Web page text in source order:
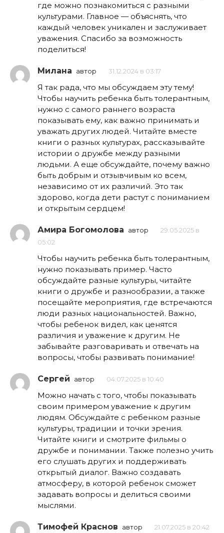
где можно познакомиться с разными
культурами. Главное — объяснять, что
каждый человек уникален и заслуживает
уважения. Спасибо за возможность
поделиться!
Милана автор 31.12.2024 в 03:17
Я так рада, что мы обсуждаем эту тему!
Чтобы научить ребенка быть толерантным,
нужно с самого раннего возраста
показывать ему, как важно принимать и
уважать других людей. Читайте вместе
книги о разных культурах, рассказывайте
истории о дружбе между разными
людьми. А еще обсуждайте, почему важно
быть добрым и отзывчивым ко всем,
независимо от их различий. Это так
здорово, когда дети растут с пониманием
и открытым сердцем!
Амира Богомолова автор
29.05.2025 в
05:02
Чтобы научить ребенка быть толерантным,
нужно показывать пример. Часто
обсуждайте разные культуры, читайте
книги о дружбе и разнообразии, а также
посещайте мероприятия, где встречаются
люди разных национальностей. Важно,
чтобы ребенок видел, как ценятся
различия и уважение к другим. Не
забывайте разговаривать и отвечать на
вопросы, чтобы развивать понимание!
Сергей автор 04.07.2025 в 10:40
Можно начать с того, чтобы показывать
своим примером уважение к другим
людям. Обсуждайте с ребенком разные
культуры, традиции и точки зрения.
Читайте книги и смотрите фильмы о
дружбе и понимании. Также полезно учить
его слушать других и поддерживать
открытый диалог. Важно создавать
атмосферу, в которой ребенок сможет
задавать вопросы и делиться своими
мыслями.
Тимофей Краснов автор 21.07.2025 в 20:42